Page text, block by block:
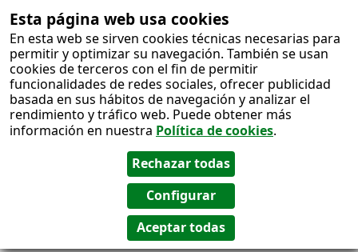
Esta página web usa cookies
En esta web se sirven cookies técnicas necesarias para
permitir y optimizar su navegación. También se usan
cookies de terceros con el fin de permitir
funcionalidades de redes sociales, ofrecer publicidad
basada en sus hábitos de navegación y analizar el
rendimiento y tráfico web. Puede obtener más
información en nuestra Política de cookies.